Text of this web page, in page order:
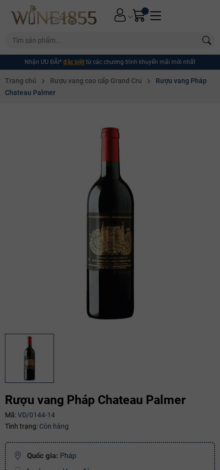
Nhận ƯU ĐÃI* đặc biệt từ các chương trình khuyến mãi mới nhất
Trang chủ Rượu vang cao cấp Grand Cru
Rượu vang Pháp
Chateau Palmer
Rượu vang Pháp Chateau Palmer
Mã:VD/0144-14
Tình trạng: Còn hàng
Quốc gia: Pháp
Điều kiện:
Copy mã và nhập mã ở trang